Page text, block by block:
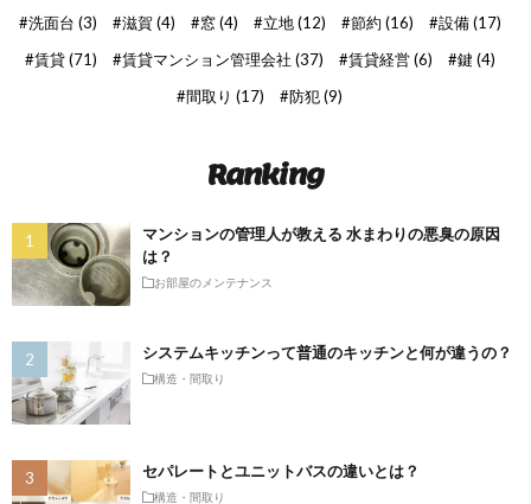
洗面台 (3) 滋賀(4) 窓(4) 立地(12) 節約 (16) 設備(17)
賃貸(71) 賃貸マンション管理会社 (37) 賃貸経営(6) 鍵 (4)
間取り (17) 防犯(9)
Ranking
マンションの管理人が教える 水まわりの悪臭の原因
は？
お部屋のメンテナンス
システムキッチンって普通のキッチンと何が違うの？
構造・間取り
セパレートとユニットバスの違いとは？
構造・間取り